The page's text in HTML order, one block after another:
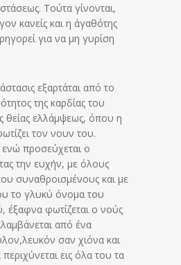
Τούτα γίνονται,
κανείς και η άγαθότης
για να μη γυρίση
εξαρτάται από το
της καρδίας του
θείας ελλάμψεως, όπου η
τον νουν του.
προσεύχεται ο
την ευχήν, με όλους
συναθροισμένους και με
το γλυκύ όνομα του
έξαφνα φωτίζεται ο νούς
από ένα
σαν χιόνα και
εις όλα του τα